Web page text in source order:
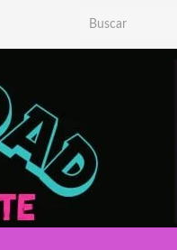
Search for: